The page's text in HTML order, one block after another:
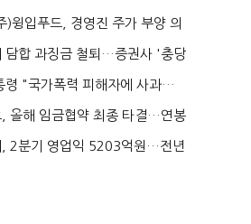
채우며 문 연 ...
)윙입푸드, 경영진 주가 부양 의
한가...
담합 과징금 철퇴…증권사 '충당
' 우려...
령 "국가폭력 피해자에 사과…
조사로 진...
, 올해 임금협약 최종 타결…연봉
상·격려...
, 2분기 영업익 5203억원…전년